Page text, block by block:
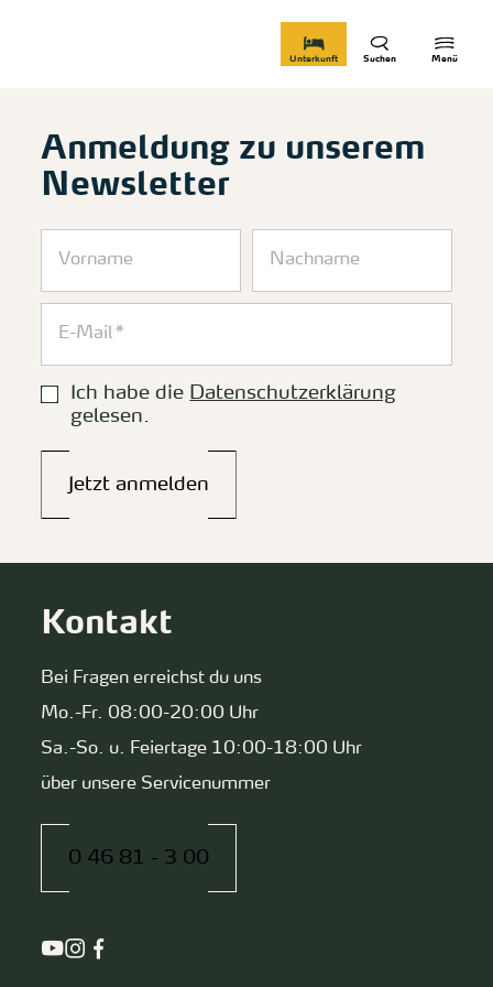
Menü
Suchen
Unterkunft
Anmeldung zu unserem
Newsletter
Ich habe die Datenschutzerklärung
gelesen.
Jetzt anmelden
Kontakt
Bei Fragen erreichst du uns
Mo.-Fr. 08:00-20:00 Uhr
Sa.-So. u. Feiertage 10:00-18:00 Uhr
über unsere Servicenummer
0 46 81 - 3 00